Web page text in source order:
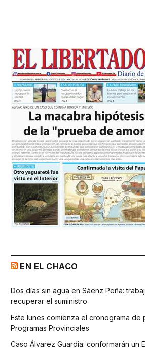
EN EL CHACO
Dos días sin agua en Sáenz Peña:
recuperar el suministro
Este lunes comienza el cronograma de
Programas Provinciales
Caso Álvarez Guardia: conformarán un